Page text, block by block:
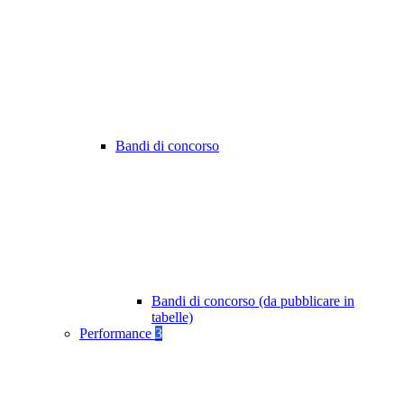
Bandi di concorso
Bandi di concorso (da pubblicare in
tabelle)
Performance 3